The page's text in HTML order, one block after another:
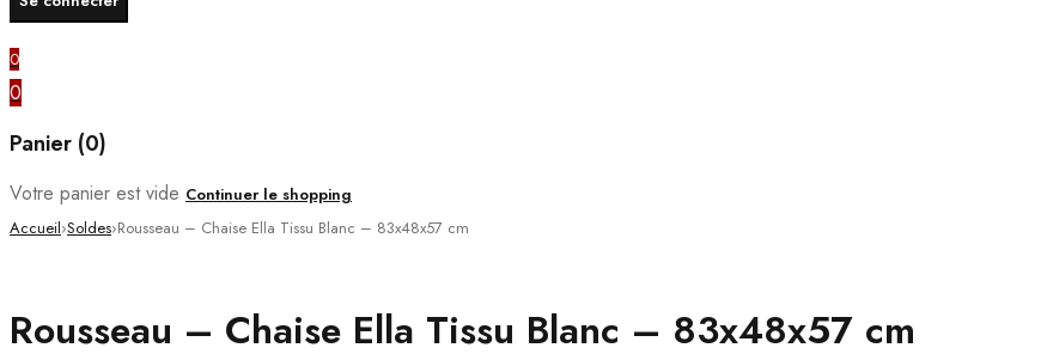
0
0
Panier (0)
Votre panier est vide Continuer le shopping
Accueil›Soldes›Rousseau – Chaise Ella Tissu Blanc – 83x48x57 cm
Rousseau – Chaise Ella Tissu Blanc – 83x48x57 cm